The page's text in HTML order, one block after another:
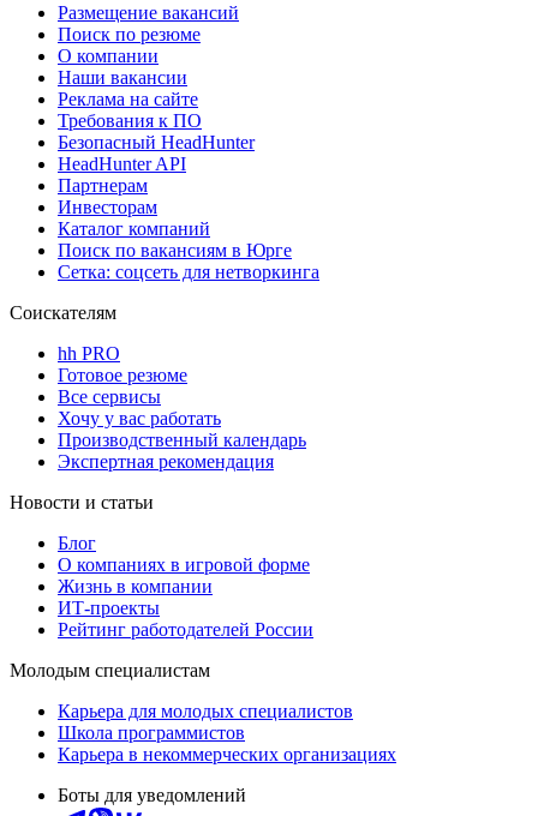
Размещение вакансий
Поиск по резюме
О компании
Наши вакансии
Реклама на сайте
Требования к ПО
Безопасный HeadHunter
HeadHunter API
Партнерам
Инвесторам
Каталог компаний
Поиск по вакансиям в Юрге
Сетка: соцсеть для нетворкинга
Соискателям
hh PRO
Готовое резюме
Все сервисы
Хочу у вас работать
Производственный календарь
Экспертная рекомендация
Новости и статьи
Блог
О компаниях в игровой форме
Жизнь в компании
ИТ-проекты
Рейтинг работодателей России
Молодым специалистам
Карьера для молодых специалистов
Школа программистов
Карьера в некоммерческих организациях
Боты для уведомлений